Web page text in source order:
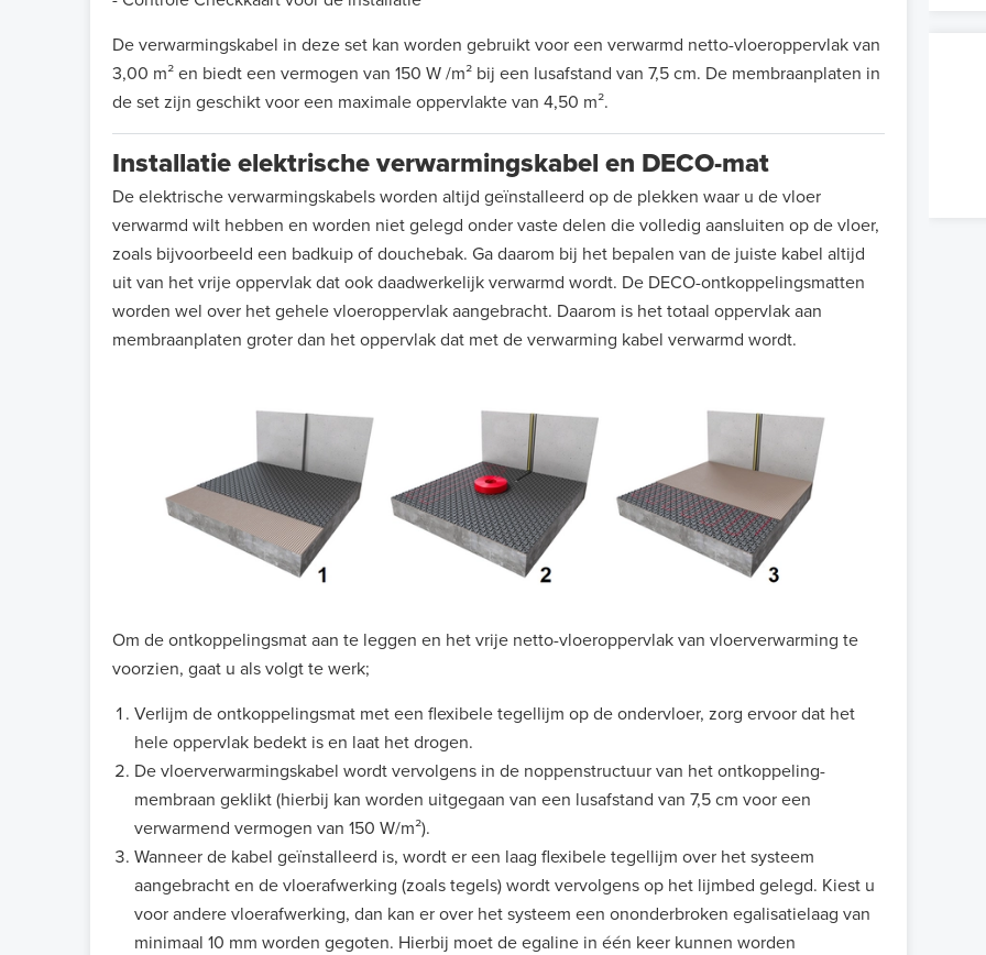
De verwarmingskabel in deze set kan worden gebruikt voor een verwarmd netto-vloeroppervlak van
3,00 m² en biedt een vermogen van 150 W /m² bij een lusafstand van 7,5 cm. De membraanplaten in
de set zijn geschikt voor een maximale oppervlakte van 4,50 m².
Installatie elektrische verwarmingskabel en DECO-mat
De elektrische verwarmingskabels worden altijd geïnstalleerd op de plekken waar u de vloer
verwarmd wilt hebben en worden niet gelegd onder vaste delen die volledig aansluiten op de vloer,
zoals bijvoorbeeld een badkuip of douchebak. Ga daarom bij het bepalen van de juiste kabel altijd
uit van het vrije oppervlak dat ook daadwerkelijk verwarmd wordt. De DECO-ontkoppelingsmatten
worden wel over het gehele vloeroppervlak aangebracht. Daarom is het totaal oppervlak aan
membraanplaten groter dan het oppervlak dat met de verwarming kabel verwarmd wordt.
Om de ontkoppelingsmat aan te leggen en het vrije netto-vloeroppervlak van vloerverwarming te
voorzien, gaat u als volgt te werk;
Verlijm de ontkoppelingsmat met een flexibele tegellijm op de ondervloer, zorg ervoor dat het
hele oppervlak bedekt is en laat het drogen.
De vloerverwarmingskabel wordt vervolgens in de noppenstructuur van het ontkoppeling-
membraan geklikt (hierbij kan worden uitgegaan van een lusafstand van 7,5 cm voor een
verwarmend vermogen van 150 W/m²).
Wanneer de kabel geïnstalleerd is, wordt er een laag flexibele tegellijm over het systeem
aangebracht en de vloerafwerking (zoals tegels) wordt vervolgens op het lijmbed gelegd. Kiest u
voor andere vloerafwerking, dan kan er over het systeem een ononderbroken egalisatielaag van
minimaal 10 mm worden gegoten. Hierbij moet de egaline in één keer kunnen worden